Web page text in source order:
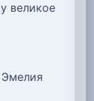
великое
Эмелия